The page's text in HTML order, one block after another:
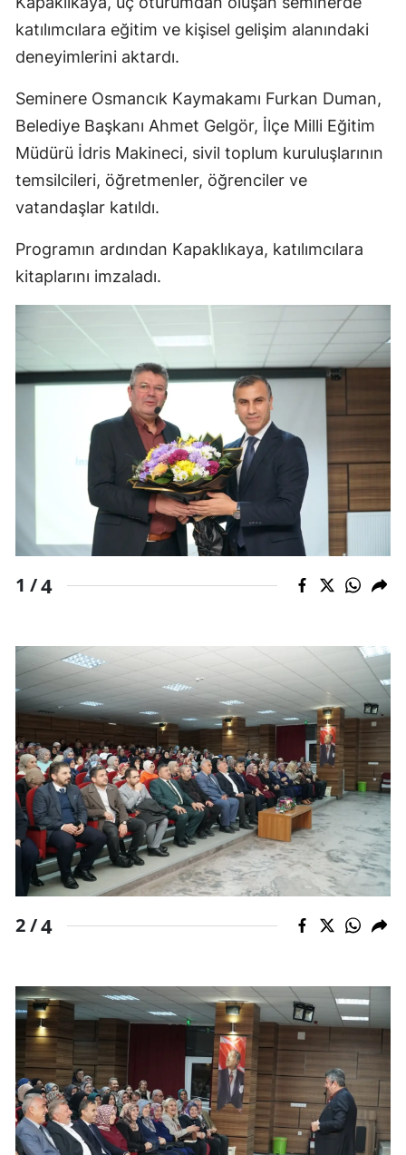
Çanakkale
Denizli
Diyarbakır
Elazığ
Eskişehir
Gaziantep
Giresun
Gümüşhane
Hakkari
Hatay
Isparta
İstanbul
İzmir
Kastamonu
Kayseri
Kırklareli
Kırşehir
Kocaeli
Kütahya
Malatya
Manisa
Kahramanmaraş
katılımcılara eğitim ve kişisel gelişim alanındaki
deneyimlerini aktardı.
Seminere Osmancık Kaymakamı Furkan Duman,
Belediye Başkanı Ahmet Gelgör, İlçe Milli Eğitim
Müdürü İdris Makineci, sivil toplum kuruluşlarının
temsilcileri, öğretmenler, öğrenciler ve
vatandaşlar katıldı.
Programın ardından Kapaklıkaya, katılımcılara
kitaplarını imzaladı.
1 /4
2 /4